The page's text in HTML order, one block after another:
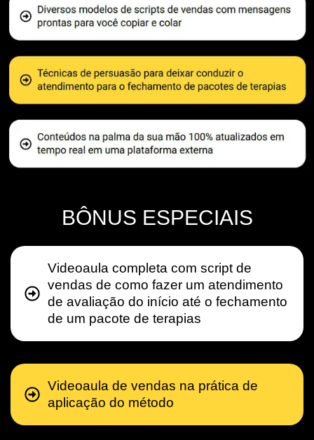
BÔNUS ESPECIAIS
Videoaula completa com script de
vendas de como fazer um atendimento
de avaliação do início até o fechamento
de um pacote de terapias
Videoaula de vendas na prática de
aplicação do método